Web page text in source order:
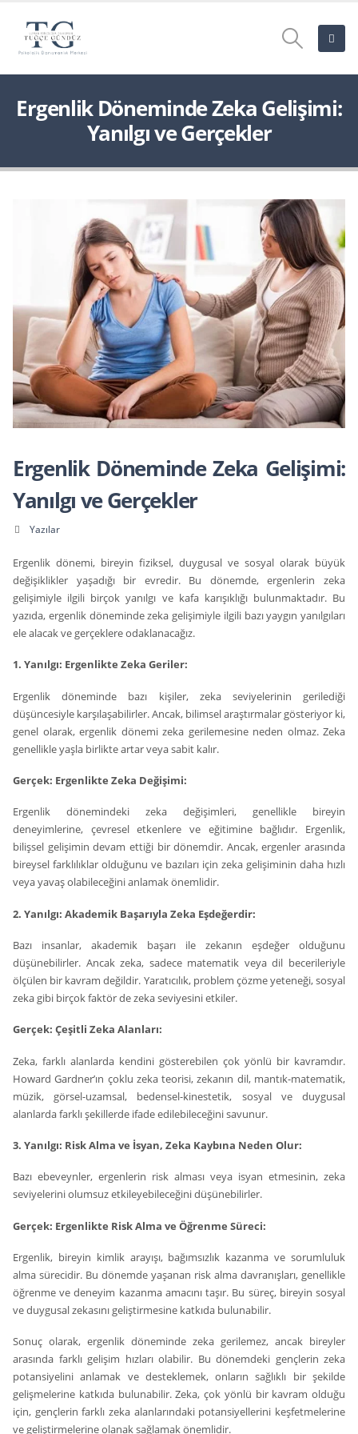
Ergenlik Döneminde Zeka Gelişimi:
Yanılgı ve Gerçekler
Ergenlik Döneminde Zeka Gelişimi:
Yanılgı ve Gerçekler
Yazılar
Ergenlik dönemi, bireyin fiziksel, duygusal ve sosyal olarak büyük
değişiklikler yaşadığı bir evredir. Bu dönemde, ergenlerin zeka
gelişimiyle ilgili birçok yanılgı ve kafa karışıklığı bulunmaktadır. Bu
yazıda, ergenlik döneminde zeka gelişimiyle ilgili bazı yaygın yanılgıları
ele alacak ve gerçeklere odaklanacağız.
1. Yanılgı: Ergenlikte Zeka Geriler:
Ergenlik döneminde bazı kişiler, zeka seviyelerinin gerilediği
düşüncesiyle karşılaşabilirler. Ancak, bilimsel araştırmalar gösteriyor ki,
genel olarak, ergenlik dönemi zeka gerilemesine neden olmaz. Zeka
genellikle yaşla birlikte artar veya sabit kalır.
Gerçek: Ergenlikte Zeka Değişimi:
Ergenlik dönemindeki zeka değişimleri, genellikle bireyin
deneyimlerine, çevresel etkenlere ve eğitimine bağlıdır. Ergenlik,
bilişsel gelişimin devam ettiği bir dönemdir. Ancak, ergenler arasında
bireysel farklılıklar olduğunu ve bazıları için zeka gelişiminin daha hızlı
veya yavaş olabileceğini anlamak önemlidir.
2. Yanılgı: Akademik Başarıyla Zeka Eşdeğerdir:
Bazı insanlar, akademik başarı ile zekanın eşdeğer olduğunu
düşünebilirler. Ancak zeka, sadece matematik veya dil becerileriyle
ölçülen bir kavram değildir. Yaratıcılık, problem çözme yeteneği, sosyal
zeka gibi birçok faktör de zeka seviyesini etkiler.
Gerçek: Çeşitli Zeka Alanları:
Zeka, farklı alanlarda kendini gösterebilen çok yönlü bir kavramdır.
Howard Gardner’ın çoklu zeka teorisi, zekanın dil, mantık-matematik,
müzik, görsel-uzamsal, bedensel-kinestetik, sosyal ve duygusal
alanlarda farklı şekillerde ifade edilebileceğini savunur.
3. Yanılgı: Risk Alma ve İsyan, Zeka Kaybına Neden Olur:
Bazı ebeveynler, ergenlerin risk alması veya isyan etmesinin, zeka
seviyelerini olumsuz etkileyebileceğini düşünebilirler.
Gerçek: Ergenlikte Risk Alma ve Öğrenme Süreci:
Ergenlik, bireyin kimlik arayışı, bağımsızlık kazanma ve sorumluluk
alma sürecidir. Bu dönemde yaşanan risk alma davranışları, genellikle
öğrenme ve deneyim kazanma amacını taşır. Bu süreç, bireyin sosyal
ve duygusal zekasını geliştirmesine katkıda bulunabilir.
Sonuç olarak, ergenlik döneminde zeka gerilemez, ancak bireyler
arasında farklı gelişim hızları olabilir. Bu dönemdeki gençlerin zeka
potansiyelini anlamak ve desteklemek, onların sağlıklı bir şekilde
gelişmelerine katkıda bulunabilir. Zeka, çok yönlü bir kavram olduğu
için, gençlerin farklı zeka alanlarındaki potansiyellerini keşfetmelerine
ve geliştirmelerine olanak sağlamak önemlidir.